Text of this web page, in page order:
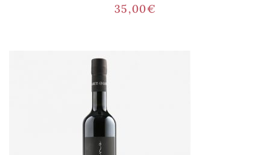
35,00€